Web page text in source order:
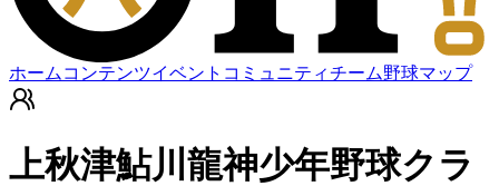
ホーム コンテンツイベント コミュニティチーム野球マップ
上秋津鮎川龍神少年野球クラ